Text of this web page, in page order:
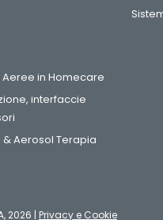
in Homecare
interfaccie
Aerosol Terapia
2026 | Privacy e Cookie